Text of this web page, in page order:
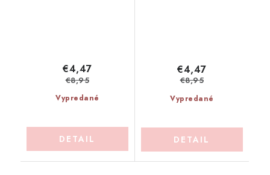
Vypredané
€4,47
€8,95
DETAIL
Vypredané
€4,47
€8,95
DETAIL